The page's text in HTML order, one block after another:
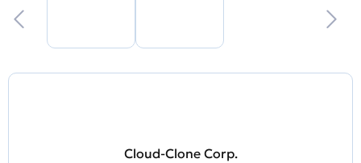
Cloud-Clone Corp.